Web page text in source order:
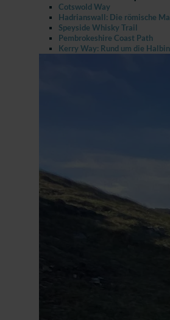
Cotswold Way
Hadrianswall: Die römische
Speyside Whisky Trail
Pembrokeshire Coast Path
Kerry Way: Rund um die